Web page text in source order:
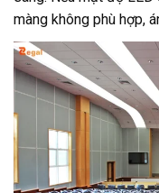
màng không phù hợp,